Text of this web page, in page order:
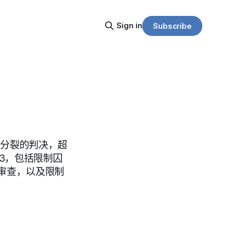
Sign in Subscribe
裂的判决，超
，包括限制囚
查，以及限制